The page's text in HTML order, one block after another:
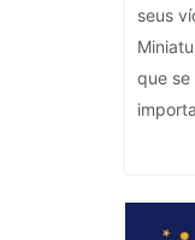
seus
que se